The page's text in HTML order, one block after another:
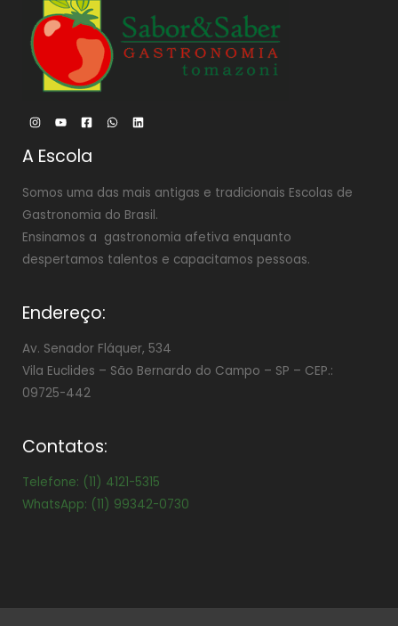
A Escola
Somos uma das mais antigas e tradicionais Escolas de
Gastronomia do Brasil.
Ensinamos a gastronomia afetiva enquanto
despertamos talentos e capacitamos pessoas.
Endereço:
Av. Senador Fláquer, 534
Vila Euclides – São Bernardo do Campo – SP – CEP.:
09725-442
Contatos:
Telefone: (11) 4121-5315
WhatsApp: (11) 99342-0730